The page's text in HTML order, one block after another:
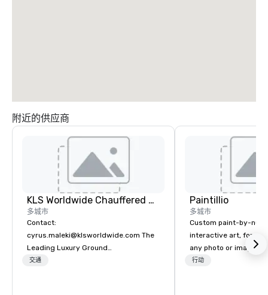
附近的供应商
KLS Worldwide Chauffered Services
多城市
Contact:
cyrus.maleki@klsworldwide.com The
Leading Luxury Ground
Transportation company since 1998
交通
Paintillio
多城市
Custom paint-by-
interactive art, for
any photo or image
by-number kits of
行动